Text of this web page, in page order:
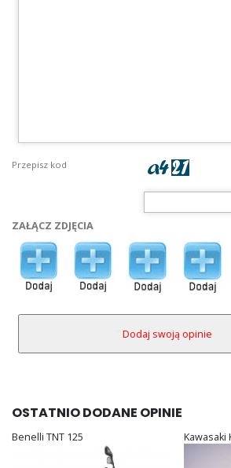
Przepisz kod
ZAŁĄCZ ZDJĘCIA
OSTATNIO DODANE OPINIE
Benelli TNT 125 Kawasaki